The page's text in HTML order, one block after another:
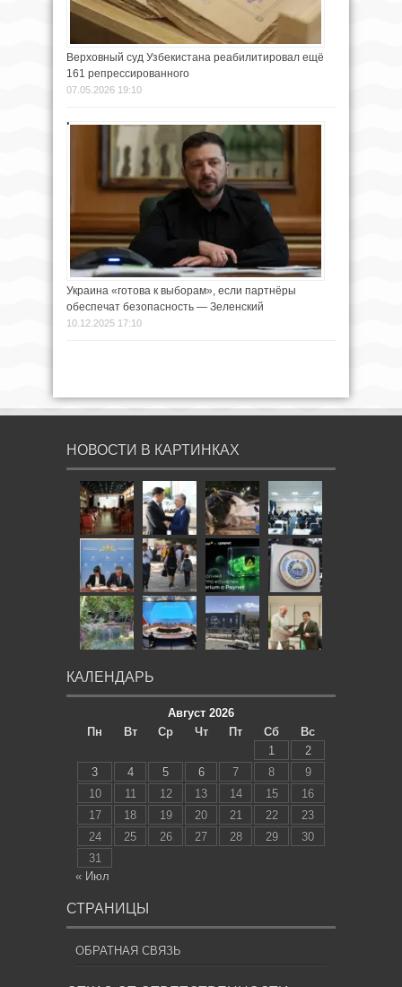
Верховный суд Узбекистана реабилитировал ещё
161 репрессированного
07.05.2026 19:10
Украина «готова к выборам», если партнёры
обеспечат безопасность — Зеленский
10.12.2025 17:10
НОВОСТИ В КАРТИНКАХ
КАЛЕНДАРЬ
Август 2026
Пн
Вт Ср Чт Пт Сб
Вс
1
2
3
4 5 6 7 8
9
10
11 12 13 14 15
16
17
18 19 20 21 22
23
24
25 26 27 28 29
30
31
« Июл
СТРАНИЦЫ
ОБРАТНАЯ СВЯЗЬ